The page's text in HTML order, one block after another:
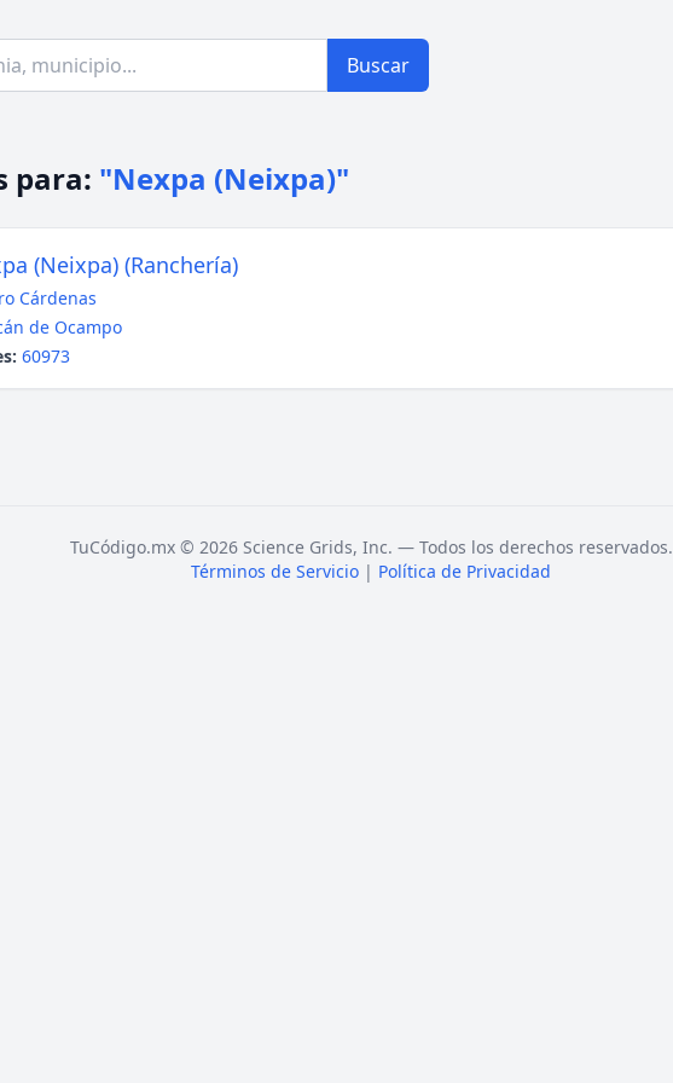
Buscar
para: "Nexpa (Neixpa)"
(Neixpa) (Ranchería)
Cárdenas
de Ocampo
60973
TuCódigo.mx © 2026 Science Grids, Inc. — Todos los derechos reservados.
Términos de Servicio | Política de Privacidad